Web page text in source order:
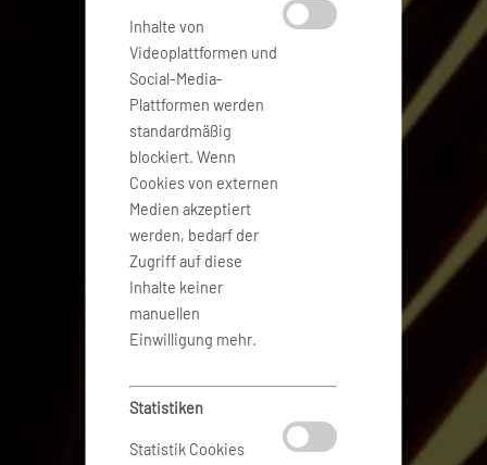
Inhalte von
Videoplattformen und
Social-Media-
Plattformen werden
standardmäßig
blockiert. Wenn
Cookies von externen
Medien akzeptiert
werden, bedarf der
Zugriff auf diese
Inhalte keiner
manuellen
Einwilligung mehr.
Statistiken
Statistik Cookies